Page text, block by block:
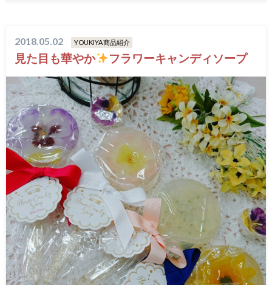
2018.05.02 YOUKIYA商品紹介
見た目も華やか フラワーキャンディソープ